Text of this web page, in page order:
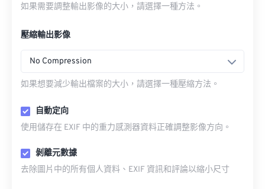
如果需要調整輸出影像的大小，請選擇一種方法。
壓縮輸出影像
No Compression
如果想要減少輸出檔案的大小，請選擇一種壓縮方法。
自動定向
使用儲存在 EXIF 中的重力感測器資料正確調整影像方向。
剝離元數據
去除圖片中的所有個人資料、EXIF 資訊和評論以縮小尺寸